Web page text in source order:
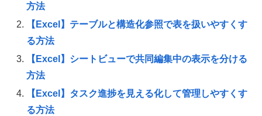
方法
【Excel】テーブルと構造化参照で表を扱いやすくす
る方法
【Excel】シートビューで共同編集中の表示を分ける
方法
【Excel】タスク進捗を見える化して管理しやすくす
る方法